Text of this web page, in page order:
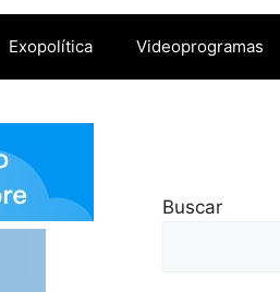
Exopolítica Videoprogramas
Buscar